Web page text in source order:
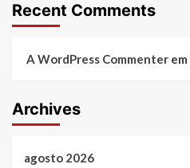
Recent Comments
A WordPress Commenter em
Archives
agosto 2026